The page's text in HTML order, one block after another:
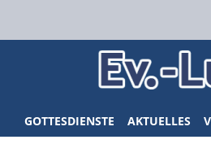
GOTTESDIENSTE AKTUELLES